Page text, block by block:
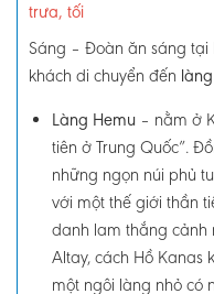
trưa, tối
Sáng – Đoàn ăn sáng tại
khách di chuyển đến
Làng Hemu– nằm ở
tiên ở Trung Quốc”. Đ
những ngọn núi phủ
với một thế giới thần
danh lam thắng cảnh
Altay, cách Hồ Kanas
một ngôi làng nhỏ có